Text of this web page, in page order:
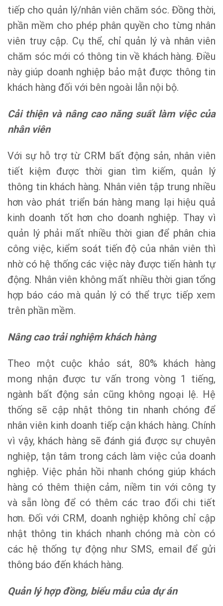
tiếp cho quản lý/nhân viên chăm sóc. Đồng thời,
phần mềm cho phép phân quyền cho từng nhân
viên truy cập. Cụ thể, chỉ quản lý và nhân viên
chăm sóc mới có thông tin về khách hàng. Điều
này giúp doanh nghiệp bảo mật được thông tin
khách hàng đối với bên ngoài lẫn nội bộ.
Cải thiện và nâng cao năng suất làm việc của
nhân viên
Với sự hỗ trợ từ CRM bất động sản, nhân viên
tiết kiệm được thời gian tìm kiếm, quản lý
thông tin khách hàng. Nhân viên tập trung nhiều
hơn vào phát triển bán hàng mang lại hiệu quả
kinh doanh tốt hơn cho doanh nghiệp. Thay vì
quản lý phải mất nhiều thời gian để phân chia
công việc, kiểm soát tiến độ của nhân viên thì
nhờ có hệ thống các việc này được tiến hành tự
động. Nhân viên không mất nhiều thời gian tổng
hợp báo cáo mà quản lý có thể trực tiếp xem
trên phần mềm.
Nâng cao trải nghiệm khách hàng
Theo một cuộc khảo sát, 80% khách hàng
mong nhận được tư vấn trong vòng 1 tiếng,
ngành bất động sản cũng không ngoại lệ. Hệ
thống sẽ cập nhật thông tin nhanh chóng để
nhân viên kinh doanh tiếp cận khách hàng. Chính
vì vậy, khách hàng sẽ đánh giá được sự chuyên
nghiệp, tận tâm trong cách làm việc của doanh
nghiệp. Việc phản hồi nhanh chóng giúp khách
hàng có thêm thiện cảm, niềm tin với công ty
và sẵn lòng để có thêm các trao đổi chi tiết
hơn. Đối với CRM, doanh nghiệp không chỉ cập
nhật thông tin khách nhanh chóng mà còn có
các hệ thống tự động như SMS, email để gửi
thông báo đến khách hàng.
Quản lý hợp đồng, biểu mẫu của dự án